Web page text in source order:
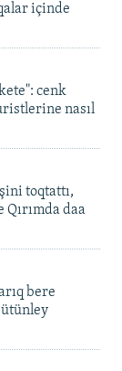
içinde
cenk
nasıl
toqtattı,
daa
bere